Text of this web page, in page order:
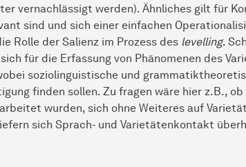
vernachlässigt werden). Ähnliches gilt für
sind und sich einer einfachen
Rolle der Salienz im Prozess des levelling.
sich für die Erfassung von Phänomenen des
soziolinguistische und
finden sollen. Zu fragen wäre hier z.B.,
wurden, sich ohne Weiteres auf
sich Sprach- und Varietätenkontakt